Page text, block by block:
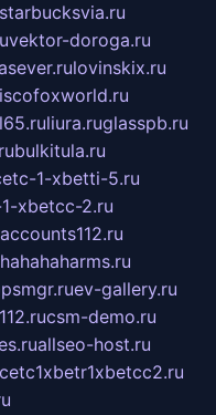
starbucksvia.ru
vektor-doroga.ru
lovinskix.ru
liura.ruglasspb.ru
bulkitula.ru
1-xbetti-5.ru
xbetcc-2.ru
accounts112.ru
hahahaharms.ru
ev-gallery.ru
csm-demo.ru
allseo-host.ru